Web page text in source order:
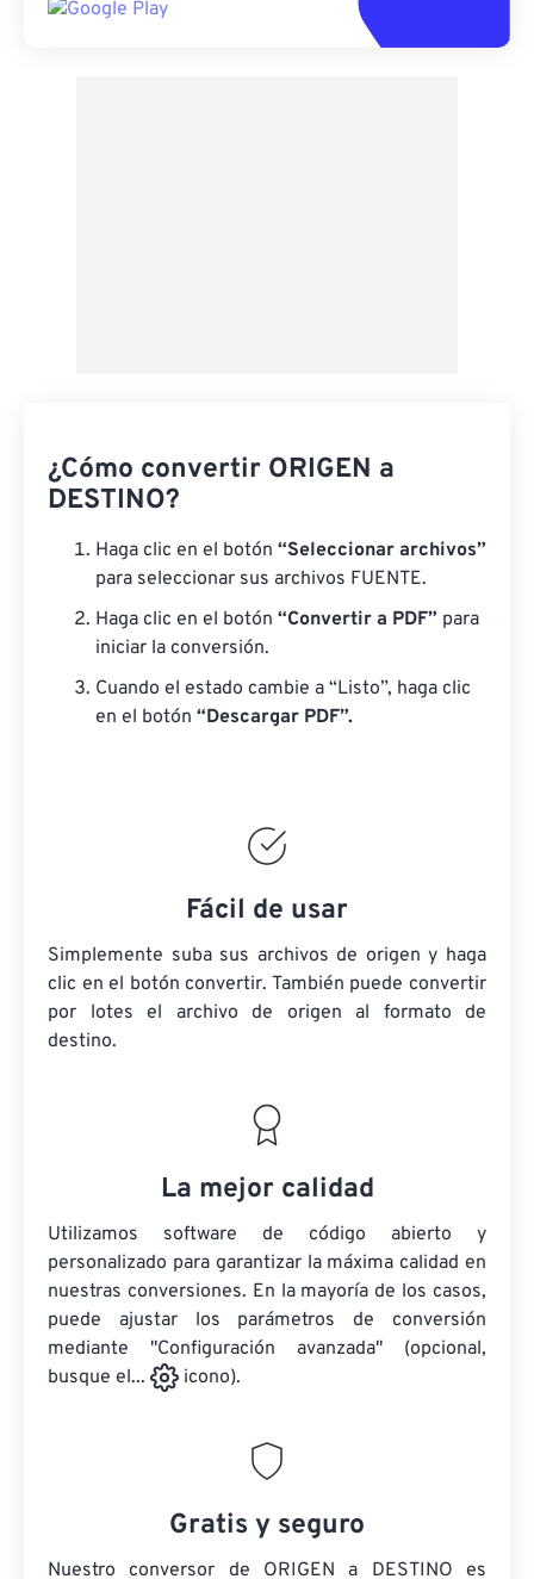
¿Cómo convertir ORIGEN a
DESTINO?
Haga clic en el botón “Seleccionar archivos”
para seleccionar sus archivos FUENTE.
Haga clic en el botón “Convertir a PDF” para
iniciar la conversión.
Cuando el estado cambie a “Listo”, haga clic
en el botón “Descargar PDF”.
Fácil de usar
Simplemente suba sus archivos de origen y haga
clic en el botón convertir. También puede convertir
por lotes el archivo de origen al formato de
destino.
La mejor calidad
Utilizamos software de código abierto y
personalizado para garantizar la máxima calidad en
nuestras conversiones. En la mayoría de los casos,
puede ajustar los parámetros de conversión
mediante "Configuración avanzada" (opcional,
busque el...
icono).
Gratis y seguro
Nuestro conversor de ORIGEN a DESTINO es